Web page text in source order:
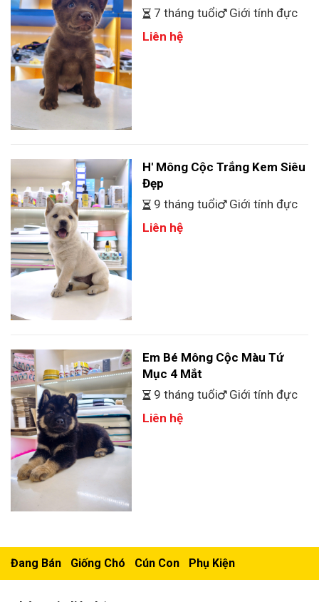
7 tháng tuổi
Giới tính đực
Liên hệ
H' Mông Cộc Trắng Kem Siêu
Đẹp
9 tháng tuổi
Giới tính đực
Liên hệ
Em Bé Mông Cộc Màu Tứ
Mục 4 Mắt
9 tháng tuổi
Giới tính đực
Liên hệ
Đang Bán Giống Chó Cún Con Phụ Kiện